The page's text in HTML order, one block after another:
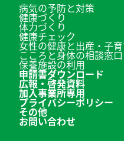
病気の予防と対策
健康づくり
体力づくり
健康チェック
女性の健康と出産・子
こころと身体の相談窓口
保養施設の利用
申請書ダウンロード
広報・啓発資料
加入事業所専用
プライバシーポリシー
その他
お問い合わせ